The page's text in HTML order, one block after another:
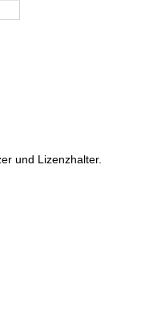
und Lizenzhalter.